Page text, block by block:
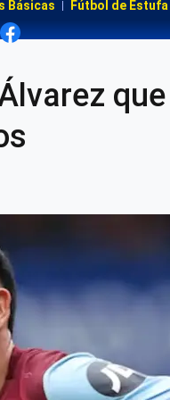
Básicas Fútbol de Estufa